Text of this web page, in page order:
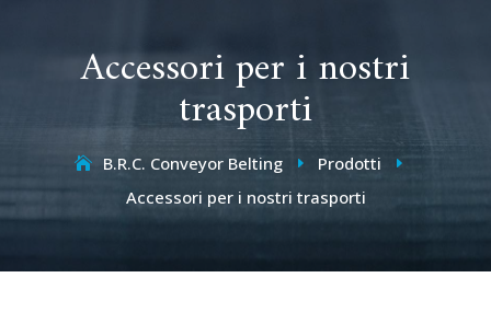
Accessori per i nostri
trasporti
B.R.C. Conveyor Belting E Prodotti E
Accessori per i nostri trasporti